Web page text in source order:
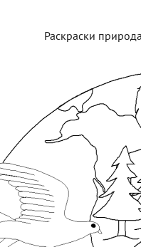
Раскраски